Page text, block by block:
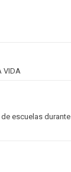
VIDA
escuelas durante